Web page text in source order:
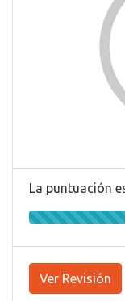
La puntuación
Ver Revisión